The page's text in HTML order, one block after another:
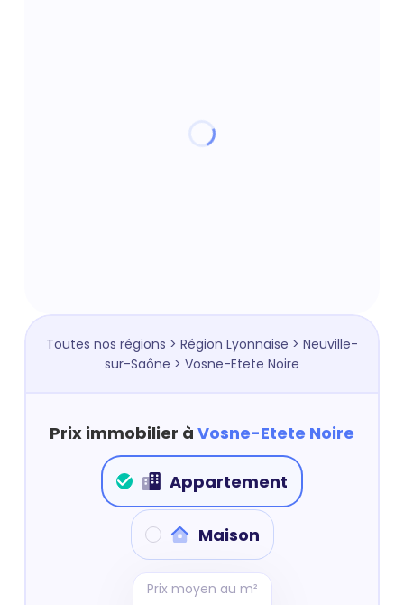
Toutes nos régions > Région Lyonnaise > Neuville-
sur-Saône > Vosne-Etete Noire
Prix immobilier à Vosne-Etete Noire
Appartement
Maison
Prix moyen au m²